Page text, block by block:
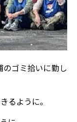
ゴミ拾いに勤し
るように。